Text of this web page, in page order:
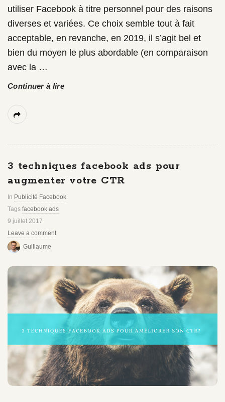
utiliser Facebook à titre personnel pour des raisons
diverses et variées. Ce choix semble tout à fait
acceptable, en revanche, en 2019, il s’agit bel et
bien du moyen le plus abordable (en comparaison
avec la …
Continuer à lire
3 techniques facebook ads pour
augmenter votre CTR
In Publicité Facebook
Tags facebook ads
9 juillet 2017
Leave a comment
Guillaume